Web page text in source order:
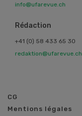
info@ufarevue.ch
Rédaction
+41 (0) 58 433 65 30
redaktion@ufarevue.ch
CG
Mentions légales